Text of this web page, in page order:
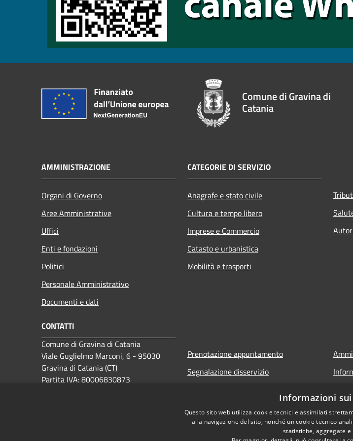
Comune di Gravina di
Catania
AMMINISTRAZIONE
Organi di Governo
Aree Amministrative
Uffici
Enti e fondazioni
Politici
Personale Amministrativo
Documenti e dati
CATEGORIE DI SERVIZIO
Anagrafe e stato civile
Cultura e tempo libero
Imprese e Commercio
Catasto e urbanistica
Mobilità e trasporti
CONTATTI
Comune di Gravina di Catania
Viale Guglielmo Marconi, 6 - 95030
Gravina di Catania (CT)
Partita IVA: 80006830873
Prenotazione appuntamento
Segnalazione disservizio
Informazioni
Questo sito web utilizza cookie tecnici e assimilati
alla navigazione del sito, nonché un cookie tecnico
statistiche, aggregate e